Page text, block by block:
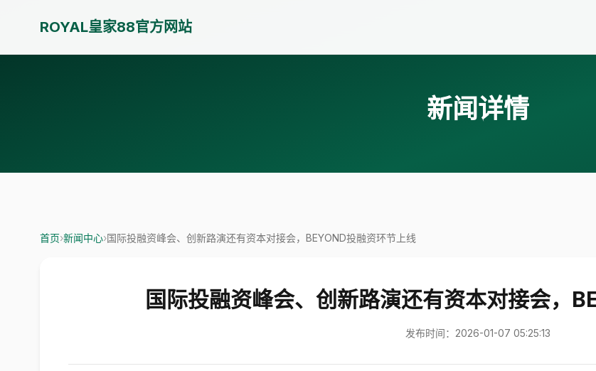
ROYAL皇家88官方网站
新闻详情
首页›新闻中心›国际投融资峰会、创新路演还有资本对接会，BEYOND投融资环节上线
国际投融资峰会、创新路演还有资本对接会，
发布时间：2026-01-07 05:25:13